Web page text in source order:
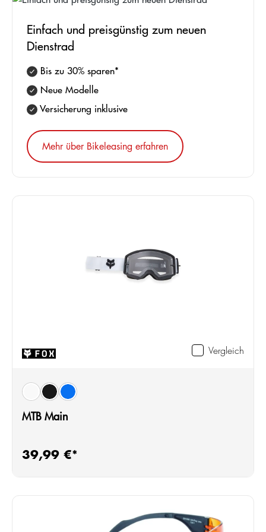
Einfach und preisgünstig zum neuen
Dienstrad
Bis zu 30% sparen*
Neue Modelle
Versicherung inklusive
Mehr über Bikeleasing erfahren
Vergleich
Farbeauswählen
whiteblackgalaxy blue
MTB Main
Regulärer Preis:
39,99 €*